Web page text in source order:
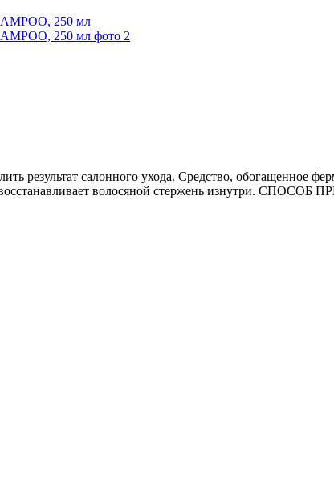
результат салонного ухода. Средство, обогащенное
восстанавливает волосяной стержень изнутри.